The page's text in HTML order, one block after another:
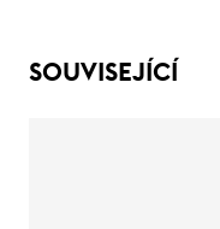
SOUVISEJÍCÍ